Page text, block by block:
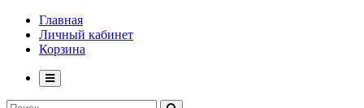
Главная
Личный кабинет
Корзина